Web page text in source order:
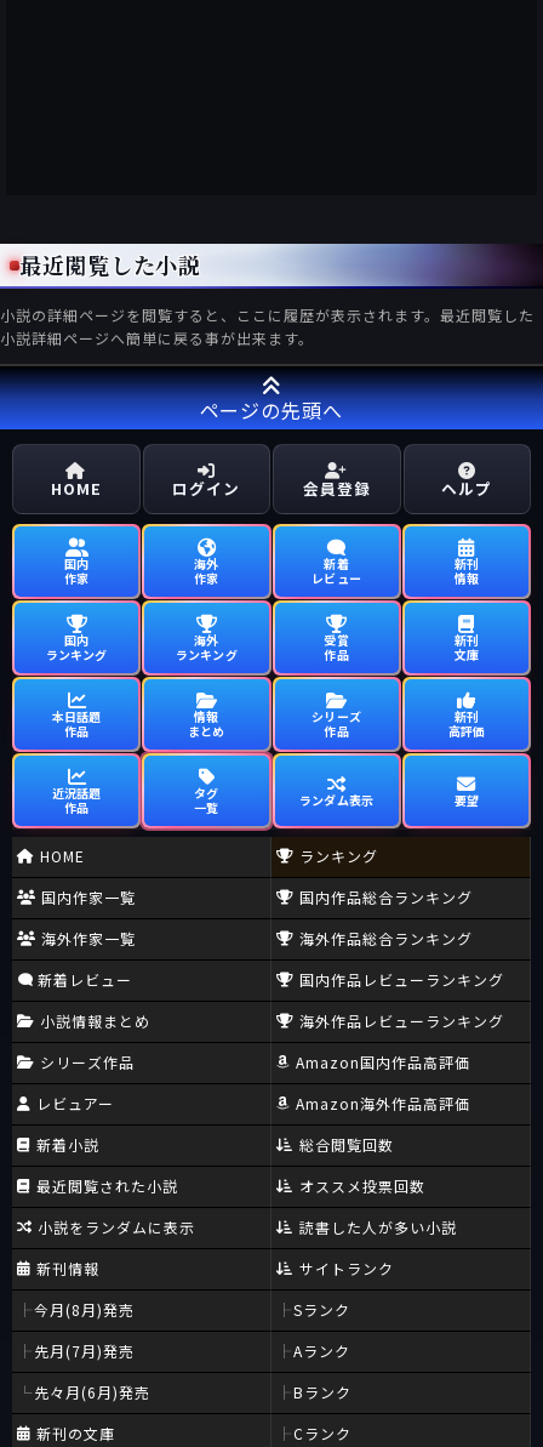
最近閲覧した小説
小説の詳細ページを閲覧すると、ここに履歴が表示されます。最近閲覧した
小説詳細ページへ簡単に戻る事が出来ます。
ページの先頭へ
HOME ログイン 会員登録 ヘルプ
国内
作家
海外
作家
新着
レビュー
新刊
情報
国内
ランキング
海外
ランキング
受賞
作品
新刊
文庫
本日話題
作品
情報
まとめ
シリーズ
作品
新刊
高評価
近況話題
作品
タグ
一覧
ランダム表示 要望
HOME
国内作家一覧
海外作家一覧
新着レビュー
小説情報まとめ
シリーズ作品
レビュアー
新着小説
最近閲覧された小説
小説をランダムに表示
新刊情報
今月(8月)発売
先月(7月)発売
先々月(6月)発売
新刊の文庫
ランキング
国内作品総合ランキング
海外作品総合ランキング
国内作品レビューランキング
海外作品レビューランキング
Amazon国内作品高評価
Amazon海外作品高評価
総合閲覧回数
オススメ投票回数
読書した人が多い小説
サイトランク
Sランク
Aランク
Bランク
Cランク